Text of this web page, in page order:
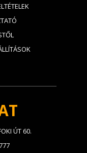
ÚT 60.